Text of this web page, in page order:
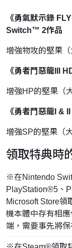
《勇氣默示錄
Switch™ 2作品​​​​
增強物攻的堅果
《勇者鬥惡龍III
增強HP的堅果（
《勇者鬥惡龍I &
增強SP的堅果（
領取特典時
※在Nintendo
PlayStation®5、
Microsoft Store領
機本體中存有相
端，需要事先將保